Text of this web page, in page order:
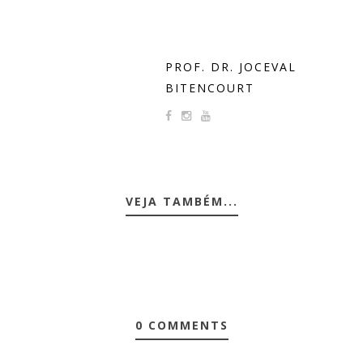
PROF. DR. JOCEVAL
BITENCOURT
VEJA TAMBÉM...
0 COMMENTS